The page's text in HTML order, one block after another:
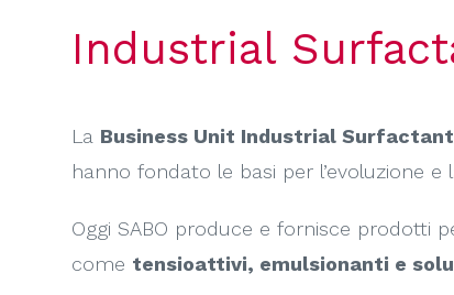
Industrial
La Business Unit Industrial
hanno fondato le basi per l’evoluzione e
Oggi SABO produce e fornisce prodotti
come tensioattivi, emulsionanti e